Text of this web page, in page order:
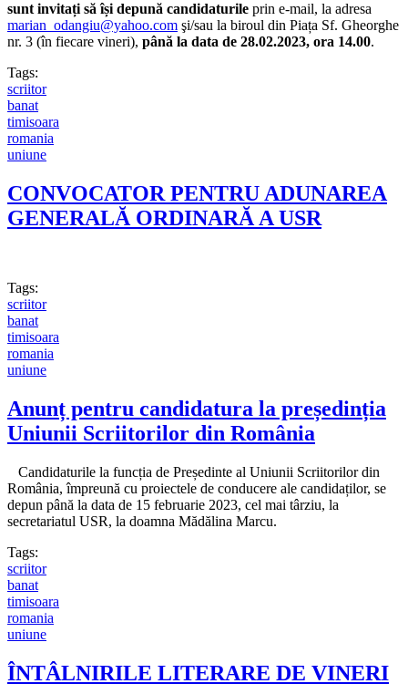
sunt invitați să își depună candidaturile prin e-mail, la adresa
marian_odangiu@yahoo.com şi/sau la biroul din Piața Sf. Gheorghe
nr. 3 (în fiecare vineri), până la data de 28.02.2023, ora 14.00.
Tags:
scriitor
banat
timisoara
romania
uniune
CONVOCATOR PENTRU ADUNAREA
GENERALĂ ORDINARĂ A USR
Tags:
scriitor
banat
timisoara
romania
uniune
Anunț pentru candidatura la președinția
Uniunii Scriitorilor din România
Candidaturile la funcția de Președinte al Uniunii Scriitorilor din
România, împreună cu proiectele de conducere ale candidaților, se
depun până la data de 15 februarie 2023, cel mai târziu, la
secretariatul USR, la doamna Mădălina Marcu.
Tags:
scriitor
banat
timisoara
romania
uniune
ÎNTÂLNIRILE LITERARE DE VINERI